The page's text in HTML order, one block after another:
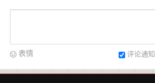
评论通知
表情